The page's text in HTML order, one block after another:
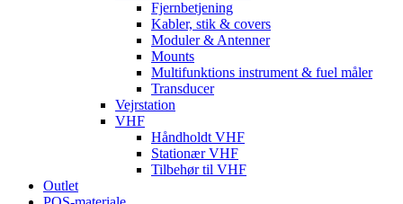
Fjernbetjening
Kabler, stik & covers
Moduler & Antenner
Mounts
Multifunktions instrument & fuel måler
Transducer
Vejrstation
VHF
Håndholdt VHF
Stationær VHF
Tilbehør til VHF
Outlet